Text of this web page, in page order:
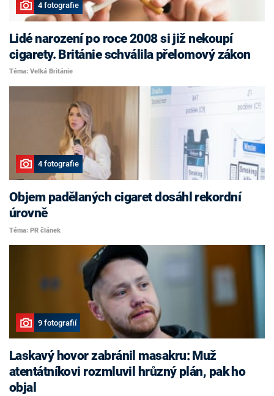
4 fotografie
Lidé narození po roce 2008 si již nekoupí
cigarety. Británie schválila přelomový zákon
Téma: Velká Británie
4 fotografie
Objem padělaných cigaret dosáhl rekordní
úrovně
Téma: PR článek
9 fotografií
Laskavý hovor zabránil masakru: Muž
atentátníkovi rozmluvil hrůzný plán, pak ho
objal